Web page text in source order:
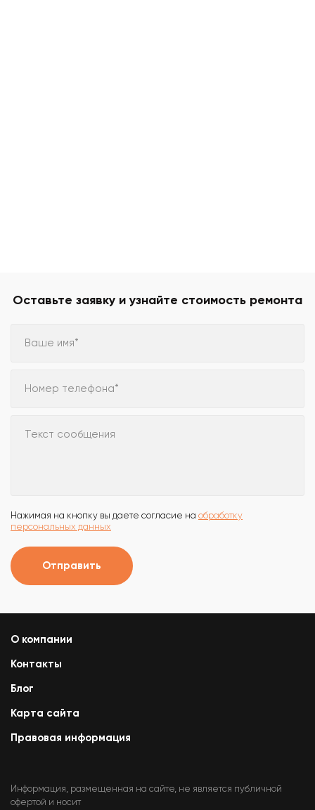
Оставьте заявку и узнайте стоимость ремонта
Ваше имя*
Номер телефона*
Текст сообщения
Нажимая на кнопку вы даете согласие на обработку
персональных данных
Отправить
О компании
Контакты
Блог
Карта сайта
Правовая информация
Информация, размещенная на сайте, не является публичной
офертой и носит